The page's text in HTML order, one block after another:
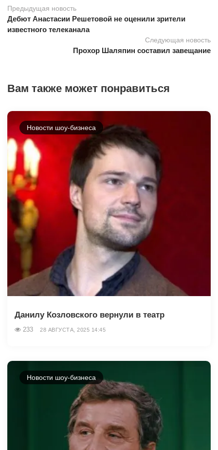
Предыдущая новость
Дебют Анастасии Решетовой не оценили зрители
известного телеканала
Следующая новость
Прохор Шаляпин составил завещание
Вам также может понравиться
Новости шоу-бизнеса
Данилу Козловского вернули в театр
233 28 АВГУСТА, 2025 14:45
Новости шоу-бизнеса